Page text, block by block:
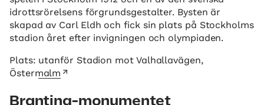
idrottsrörelsens förgrundsgestalter. Bysten är
skapad av Carl Eldh och fick sin plats på Stockholms
stadion året efter invigningen och olympiaden.
Plats: utanför Stadion mot Valhallavägen,
Östermalm
Branting-monumentet